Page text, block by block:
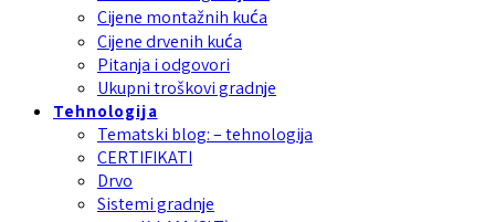
Cijene montažnih kuća
Cijene drvenih kuća
Pitanja i odgovori
Ukupni troškovi gradnje
Tehnologija
Tematski blog: – tehnologija
CERTIFIKATI
Drvo
Sistemi gradnje